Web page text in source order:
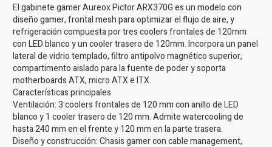
El gabinete gamer Aureox Pictor ARX370G es un modelo con
diseño gamer, frontal mesh para optimizar el flujo de aire, y
refrigeración compuesta por tres coolers frontales de 120mm
con LED blanco y un cooler trasero de 120mm. Incorpora un panel
lateral de vidrio templado, filtro antipolvo magnético superior,
compartimento aislado para la fuente de poder y soporta
motherboards ATX, micro ATX e ITX.
Características principales
Ventilación: 3 coolers frontales de 120 mm con anillo de LED
blanco y 1 cooler trasero de 120 mm. Admite watercooling de
hasta 240 mm en el frente y 120 mm en la parte trasera.
Diseño y construcción: Chasis gamer con cable management,